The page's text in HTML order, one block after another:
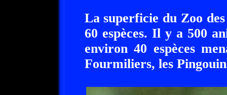
La superficie du Zoo
60 espèces. Il y a 500
environ 40 espèces
Fourmiliers, les